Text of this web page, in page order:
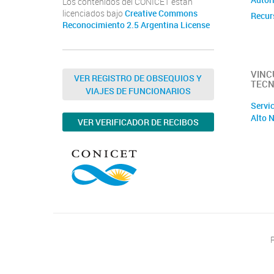
licenciados bajo Creative Commons
Reconocimiento 2.5 Argentina License
VER REGISTRO DE OBSEQUIOS Y
VIAJES DE FUNCIONARIOS
VER VERIFICADOR DE RECIBOS
Alto